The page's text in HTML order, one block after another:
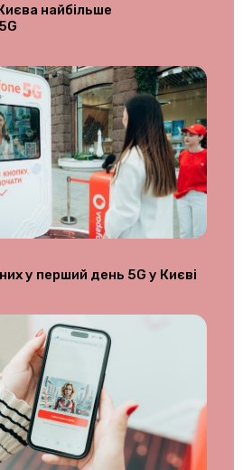
найбільше
у перший день 5G у Києві